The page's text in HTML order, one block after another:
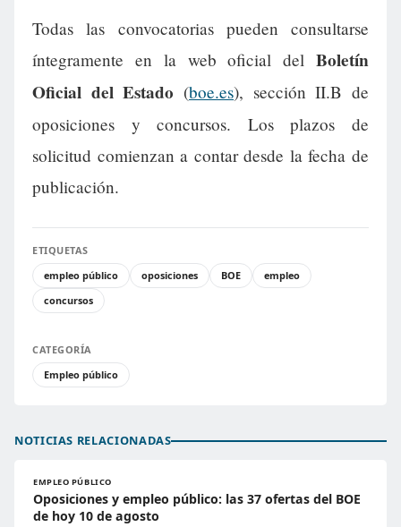
Todas las convocatorias pueden consultarse
íntegramente en la web oficial del Boletín
Oficial del Estado (boe.es), sección II.B de
oposiciones y concursos. Los plazos de
solicitud comienzan a contar desde la fecha de
publicación.
ETIQUETAS
empleo público
oposiciones BOE
empleo
concursos
CATEGORÍA
Empleo público
NOTICIAS RELACIONADAS
EMPLEO PÚBLICO
Oposiciones y empleo público: las 37 ofertas del BOE
de hoy 10 de agosto